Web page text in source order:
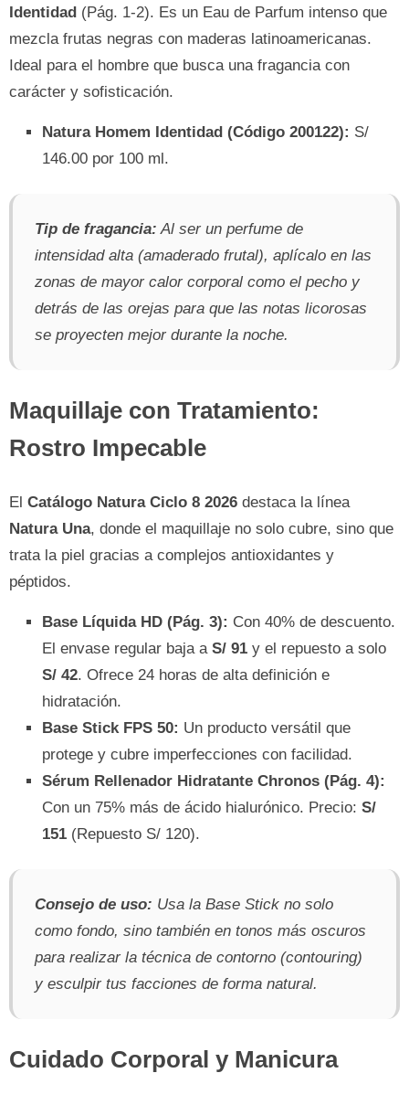
Identidad (Pág. 1-2). Es un Eau de Parfum intenso que
mezcla frutas negras con maderas latinoamericanas.
Ideal para el hombre que busca una fragancia con
carácter y sofisticación.
Natura Homem Identidad (Código 200122): S/
146.00 por 100 ml.
Tip de fragancia: Al ser un perfume de
intensidad alta (amaderado frutal), aplícalo en las
zonas de mayor calor corporal como el pecho y
detrás de las orejas para que las notas licorosas
se proyecten mejor durante la noche.
Maquillaje con Tratamiento:
Rostro Impecable
El Catálogo Natura Ciclo 8 2026 destaca la línea
Natura Una, donde el maquillaje no solo cubre, sino que
trata la piel gracias a complejos antioxidantes y
péptidos.
Base Líquida HD (Pág. 3): Con 40% de descuento.
El envase regular baja a S/ 91 y el repuesto a solo
S/ 42. Ofrece 24 horas de alta definición e
hidratación.
Base Stick FPS 50: Un producto versátil que
protege y cubre imperfecciones con facilidad.
Sérum Rellenador Hidratante Chronos (Pág. 4):
Con un 75% más de ácido hialurónico. Precio: S/
151 (Repuesto S/ 120).
Consejo de uso: Usa la Base Stick no solo
como fondo, sino también en tonos más oscuros
para realizar la técnica de contorno (contouring)
y esculpir tus facciones de forma natural.
Cuidado Corporal y Manicura